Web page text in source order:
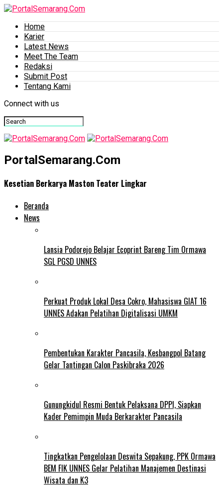
Home
Karier
Latest News
Meet The Team
Redaksi
Submit Post
Tentang Kami
Connect with us
PortalSemarang.Com
Kesetian Berkarya Maston Teater Lingkar
Beranda
News
Lansia Podorejo Belajar Ecoprint Bareng Tim Ormawa
SGL PGSD UNNES
Perkuat Produk Lokal Desa Cokro, Mahasiswa GIAT 16
UNNES Adakan Pelatihan Digitalisasi UMKM
Pembentukan Karakter Pancasila, Kesbangpol Batang
Gelar Tantingan Calon Paskibraka 2026
Gunungkidul Resmi Bentuk Pelaksana DPPI, Siapkan
Kader Pemimpin Muda Berkarakter Pancasila
Tingkatkan Pengelolaan Deswita Sepakung, PPK Ormawa
BEM FIK UNNES Gelar Pelatihan Manajemen Destinasi
Wisata dan K3